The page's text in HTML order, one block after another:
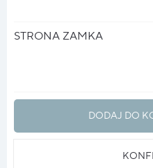
STRONA ZAMKA
DODAJ DO